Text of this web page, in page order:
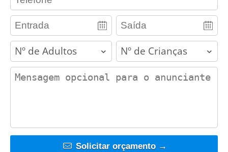
adults children
contact_message
Solicitar orçamento →